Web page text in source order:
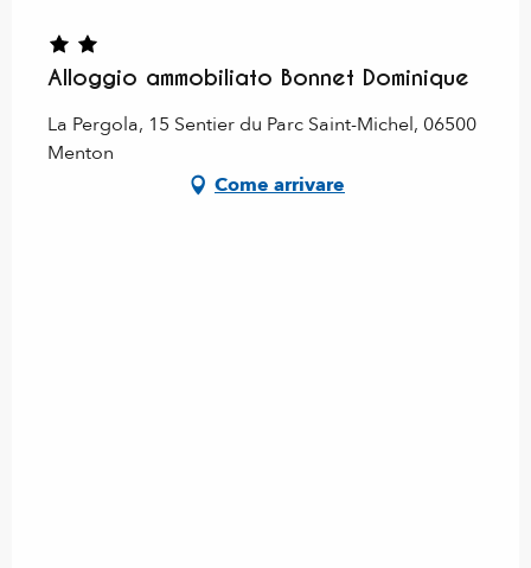
Alloggio ammobiliato Bonnet Dominique
La Pergola, 15 Sentier du Parc Saint-Michel, 06500
Menton
Come arrivare